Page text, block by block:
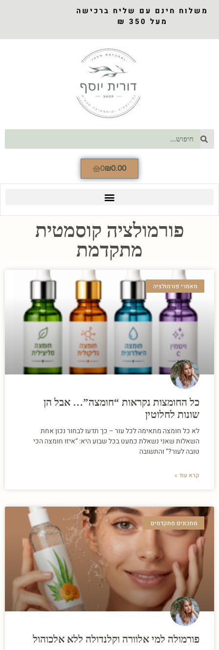
משלוח חינם עם שליח ברכישה
מעל 350 ₪
₪0.00
0
פורמולציה קוסמטית
מתקדמת
מאמרי פורמולציה
כל החומצות נקראות “חומצה”… אבל הן
שונות לחלוטין
לא כל חומצה מתאימה לכל עור – כך תדעו לבחור נכון אחת
השאלות שאני נשאלת כמעט בכל שבוע היא: “איזו חומצה הכי
טובה לעור?” והתשובה
קרא עוד »
מתכונים מתקדמים
פורמולה למי אלוורה וקלנדולה ללא אלכוהול